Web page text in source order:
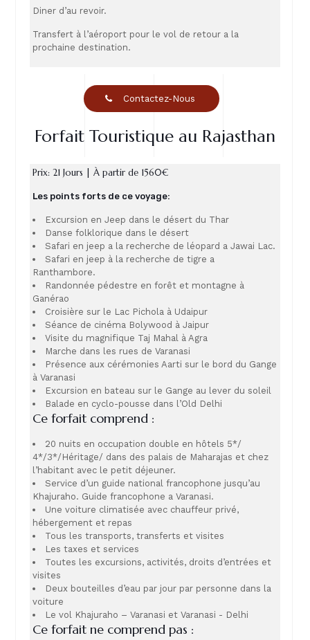
Diner d’au revoir.
Transfert à l’aéroport pour le vol de retour a la
prochaine destination.
Contactez-Nous
Forfait Touristique au Rajasthan
Prix: 21 Jours | À partir de 1560€
Les points forts de ce voyage:
Excursion en Jeep dans le désert du Thar
Danse folklorique dans le désert
Safari en jeep a la recherche de léopard a Jawai Lac.
Safari en jeep à la recherche de tigre a
Ranthambore.
Randonnée pédestre en forêt et montagne à
Ganérao
Croisière sur le Lac Pichola à Udaipur
Séance de cinéma Bolywood à Jaipur
Visite du magnifique Taj Mahal à Agra
Marche dans les rues de Varanasi
Présence aux cérémonies Aarti sur le bord du Gange
à Varanasi
Excursion en bateau sur le Gange au lever du soleil
Balade en cyclo-pousse dans l’Old Delhi
Ce forfait comprend :
20 nuits en occupation double en hôtels 5*/
4*/3*/Héritage/ dans des palais de Maharajas et chez
l’habitant avec le petit déjeuner.
Service d’un guide national francophone jusqu’au
Khajuraho. Guide francophone a Varanasi.
Une voiture climatisée avec chauffeur privé,
hébergement et repas
Tous les transports, transferts et visites
Les taxes et services
Toutes les excursions, activités, droits d’entrées et
visites
Deux bouteilles d’eau par jour par personne dans la
voiture
Le vol Khajuraho – Varanasi et Varanasi - Delhi
Ce forfait ne comprend pas :